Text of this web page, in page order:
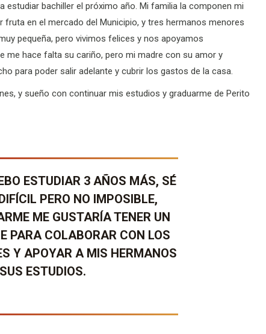
estudiar bachiller el próximo año. Mi familia la componen mi
fruta en el mercado del Municipio, y tres hermanos menores
pequeña, pero vivimos felices y nos apoyamos
me hace falta su cariño, pero mi madre con su amor y
para poder salir adelante y cubrir los gastos de la casa.
y sueño con continuar mis estudios y graduarme de Perito
ESTUDIAR 3 AÑOS MÁS, SÉ
PERO NO IMPOSIBLE,
ME GUSTARÍA TENER UN
PARA COLABORAR CON LOS
Y APOYAR A MIS HERMANOS
ESTUDIOS.